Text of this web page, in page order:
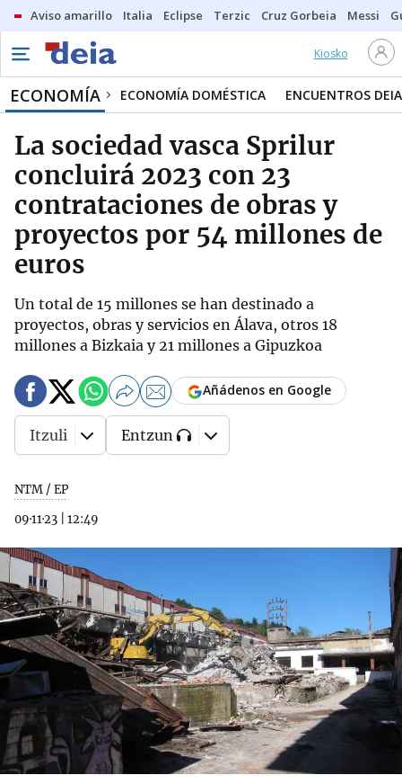
Aviso amarillo Italia Eclipse Terzic Cruz Gorbeia Messi
Kiosko
ECONOMÍA ECONOMÍA DOMÉSTICA ENCUENTROS DEIA
La sociedad vasca Sprilur
concluirá 2023 con 23
contrataciones de obras y
proyectos por 54 millones de
euros
Un total de 15 millones se han destinado a
proyectos, obras y servicios en Álava, otros 18
millones a Bizkaia y 21 millones a Gipuzkoa
NTM / EP
09·11·23
12:49
Añádenos en Google
Itzuli Entzun